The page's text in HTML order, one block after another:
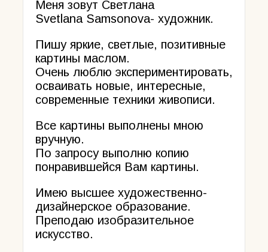
Меня зовут Светлана
Svetlana Samsonova- художник.
Пишу яркие, светлые, позитивные
картины маслом.
Очень люблю экспериментировать,
осваивать новые, интересные,
современные техники живописи.
Все картины выполнены мною
вручную.
По запросу выполню копию
понравившейся Вам картины.
Имею высшее художественно-
дизайнерское образование.
Преподаю изобразительное
искусство.